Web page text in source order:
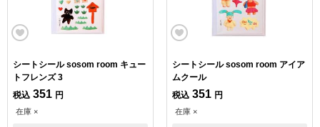
シートシール sosom room キュー
トフレンズ 3
税込 351 円
在庫 ×
シートシール sosom room アイア
ムクール
税込 351 円
在庫 ×